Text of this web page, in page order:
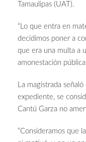
Tamaulipas (UAT).
“Lo que entra en
decidimos poner a
que era una multa a
amonestación
La magistrada
expediente, se
Cantú Garza no
“Consideramos que